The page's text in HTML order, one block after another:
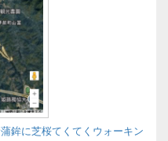
鉾に芝桜てくてくウォーキン